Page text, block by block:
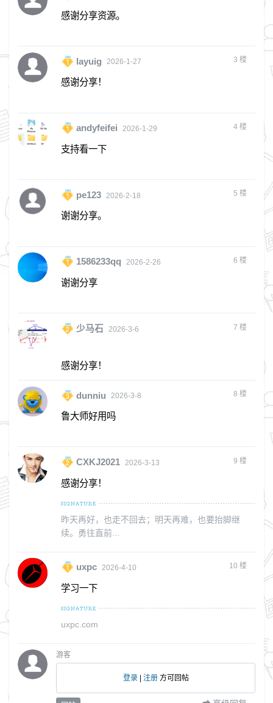
感谢分享资源。
layuig 2026-1-27 3 楼
感谢分享！
andyfeifei 2026-1-29 4 楼
支持看一下
pe123 2026-2-18 5 楼
谢谢分享。
1586233qq 2026-2-26 6 楼
谢谢分享
少马石 2026-3-6 7 楼
感谢分享！
dunniu 2026-3-8 8 楼
鲁大师好用吗
CXKJ2021 2026-3-13 9 楼
感谢分享！
昨天再好，也走不回去；明天再难，也要抬脚继
续。勇往直前...
uxpc 2026-4-10 10 楼
学习一下
uxpc.com
游客
登录| 注册方可回帖